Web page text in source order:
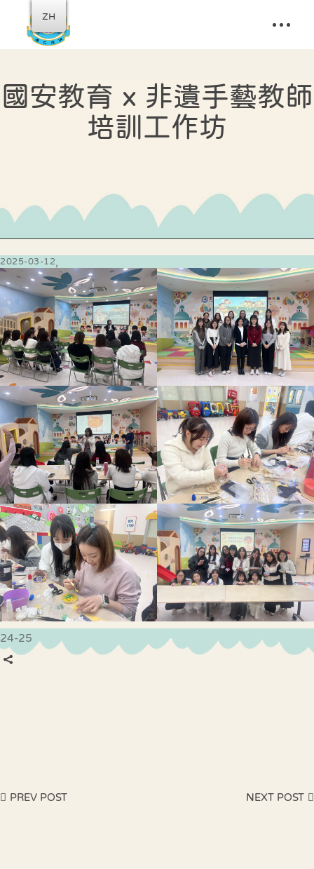
國安教育 x 非遺手藝教師
培訓工作坊
2025-03-12
24-25
PREV POST NEXT POST
ZH